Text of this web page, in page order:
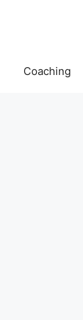
Coaching